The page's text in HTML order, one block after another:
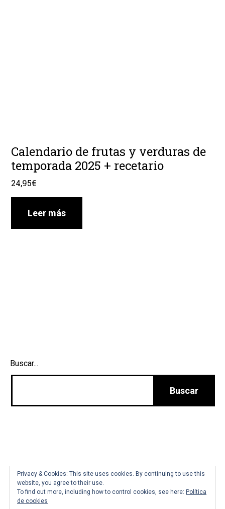
Calendario de frutas y verduras de
temporada 2025 + recetario
24,95€
Leer más
Buscar...
Tienda Marta Hortelano
Privacy & Cookies: This site uses cookies. By continuing to use this
website, you agree to their use.
To find out more, including how to control cookies, see here: Política
de cookies